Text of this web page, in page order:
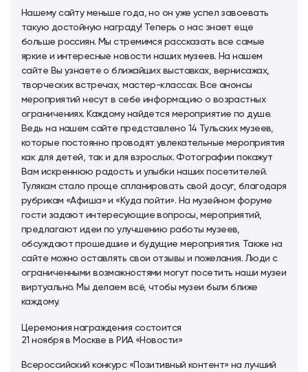
Нашему сайту меньше года, но он уже успел завоевать
такую достойную награду! Теперь о нас знает еще
больше россиян. Мы стремимся рассказать все самые
яркие и интересные новости наших музеев. На нашем
сайте Вы узнаете о ближайших выставках, вернисажах,
творческих встречах, мастер-классах. Все анонсы
мероприятий несут в себе информацию о возрастных
ограничениях. Каждому найдется мероприятие по душе.
Ведь на нашем сайте представлено 14 Тульских музеев,
которые постоянно проводят увлекательные мероприятия
как для детей, так и для взрослых. Фотографии покажут
Вам искреннюю радость и улыбки наших посетителей.
Тулякам стало проще спланировать свой досуг, благодаря
рубрикам «Афиша» и «Куда пойти». На музейном форуме
гости задают интересующие вопросы, мероприятий,
предлагают идеи по улучшению работы музеев,
обсуждают прошедшие и будущие мероприятия. Также на
сайте можно оставлять свои отзывы и пожелания. Люди с
ограниченными возможностями могут посетить наши музеи
виртуально. Мы делаем всё, чтобы музеи были ближе
каждому.
Церемония награждения состоится
21 ноября в Москве в РИА «Новости»
Всероссийский конкурс «Позитивный контент» на лучший